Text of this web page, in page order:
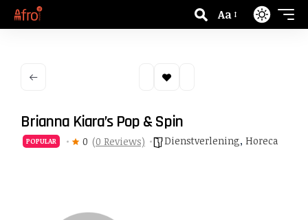
Aa
Brianna Kiara’s Pop & Spin
POPULAR 0 (0 Reviews) Dienstverlening, Horeca